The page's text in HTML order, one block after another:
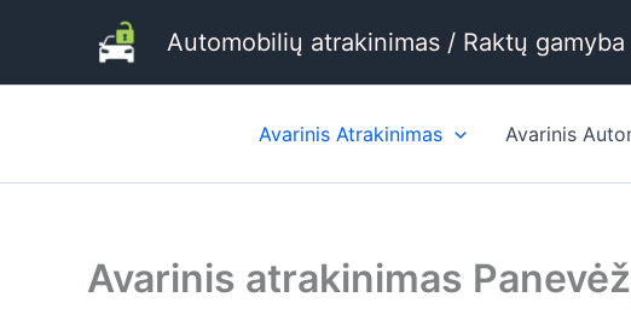
Automobilių atrakinimas / Raktų gamyba
Avarinis Atrakinimas Avarinis
Avarinis atrakinimas